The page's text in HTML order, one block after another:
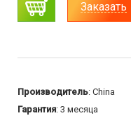
Заказать
Производитель: China
Гарантия: 3 месяца